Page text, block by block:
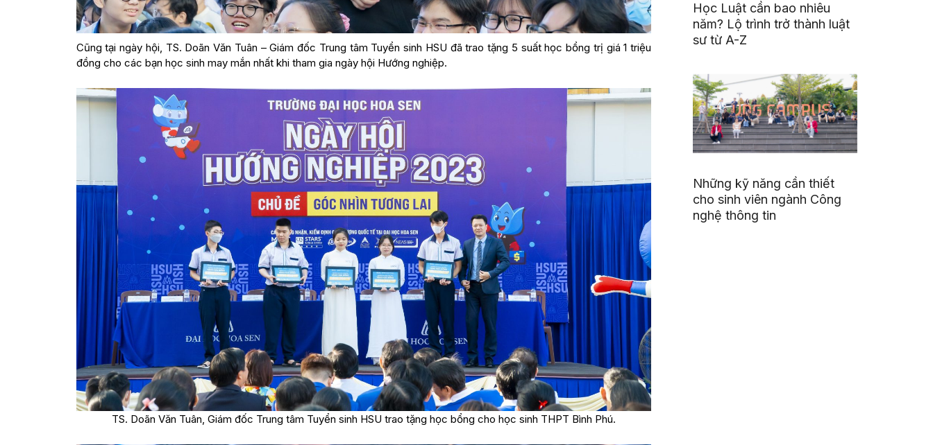
Cũng tại ngày hội, TS. Doãn Văn Tuân – Giám đốc Trung tâm Tuyển sinh HSU đã trao tặng 5 suất học bổng trị giá 1 triệu
đồng cho các bạn học sinh may mắn nhất khi tham gia ngày hội Hướng nghiệp.
TS. Doãn Văn Tuân, Giám đốc Trung tâm Tuyển sinh HSU trao tặng học bổng cho học sinh THPT Bình Phú.
Học Luật cần bao nhiêu
năm? Lộ trình trở thành luật
sư từ A-Z
Những kỹ năng cần thiết
cho sinh viên ngành Công
nghệ thông tin